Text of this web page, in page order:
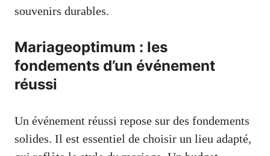
souvenirs durables.
Mariageoptimum : les
fondements d’un événement
réussi
Un événement réussi repose sur des fondements
solides. Il est essentiel de choisir un lieu adapté,